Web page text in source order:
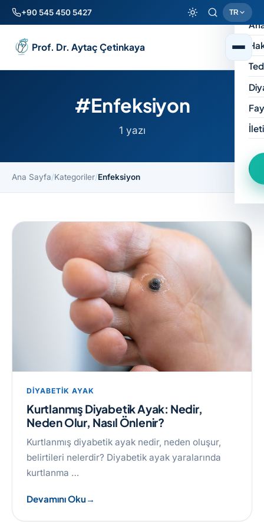
+90 545 450 5427 TR
Prof. Dr. Aytaç Çetinkaya
#Enfeksiyon
1 yazı
Ana Sayfa/Kategoriler/Enfeksiyon
DIYABETIK AYAK
Kurtlanmış Diyabetik Ayak: Nedir,
Neden Olur, Nasıl Önlenir?
Kurtlanmış diyabetik ayak nedir, neden oluşur,
belirtileri nelerdir? Diyabetik ayak yaralarında
kurtlanma …
Devamını Oku